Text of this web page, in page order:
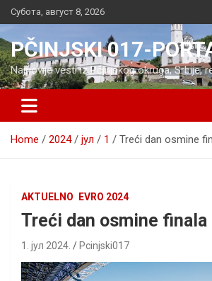
Skip
to
content
Субота, август 8, 2026
PČINJSKI 017-
Najnovije vesti iz Pčinjskog okruga, Srbije,
Home 2024 јул 1 Treći dan osmine
AKTUELNO EVRO 2024
Treći dan osmine finala
1. јул 2024. Pcinjski017